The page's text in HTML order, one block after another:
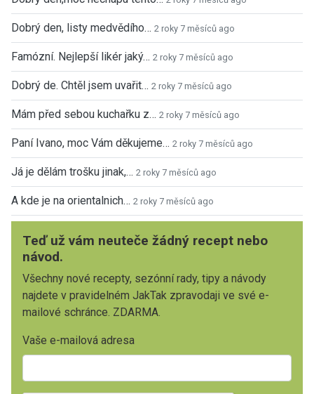
Dobrý den, listy medvědího… 2 roky 7 měsíců ago
Famózní. Nejlepší likér jaký… 2 roky 7 měsíců ago
Dobrý de. Chtěl jsem uvařit… 2 roky 7 měsíců ago
Mám před sebou kuchařku z… 2 roky 7 měsíců ago
Paní Ivano, moc Vám děkujeme… 2 roky 7 měsíců ago
Já je dělám trošku jinak,… 2 roky 7 měsíců ago
A kde je na orientalnich… 2 roky 7 měsíců ago
Teď už vám neuteče žádný recept nebo
návod.
Všechny nové recepty, sezónní rady, tipy a návody
najdete v pravidelném JakTak zpravodaji ve své e-
mailové schránce. ZDARMA.
Vaše e-mailová adresa